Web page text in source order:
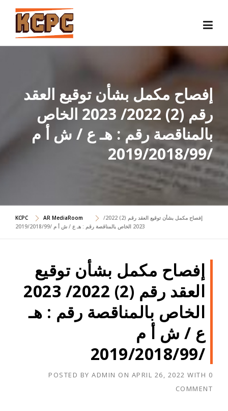
Skip
content
إفصاح مكمل بشأن توقيع العقد
رقم (2) 2022/ 2023 الخاص
بالمناقصة رقم : هـ ع / ش أ م
/2019/2018/99
KCPC AR MediaRoom
إفصاح مكمل بشأن توقيع العقد رقم (2) 2022/
2023 الخاص بالمناقصة رقم : هـ ع / ش أ م /2019/2018/99
إفصاح مكمل بشأن توقيع
العقد رقم (2) 2022/ 2023
الخاص بالمناقصة رقم : هـ
ع / ش أ م
/2019/2018/99
POSTED BY ADMIN ON APRIL 26, 2022 WITH 0
COMMENT